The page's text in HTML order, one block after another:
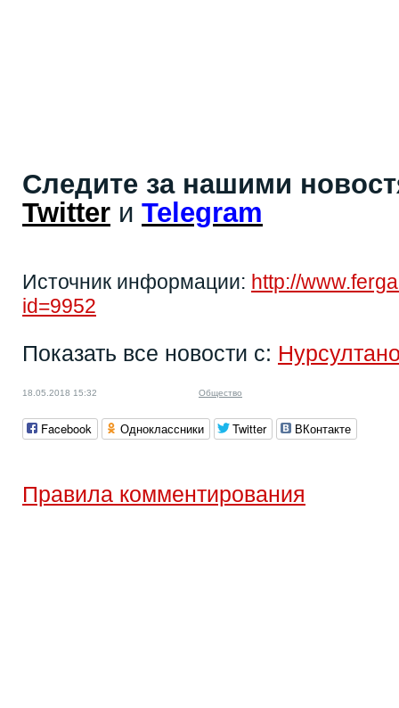
Следите за нашими
Twitter и Telegram
Источник информации: http://
id=9952
Показать все новости с:
18.05.2018 15:32 Общество
Facebook Одноклассники Twitter ВКонтакте
Правила комментирования